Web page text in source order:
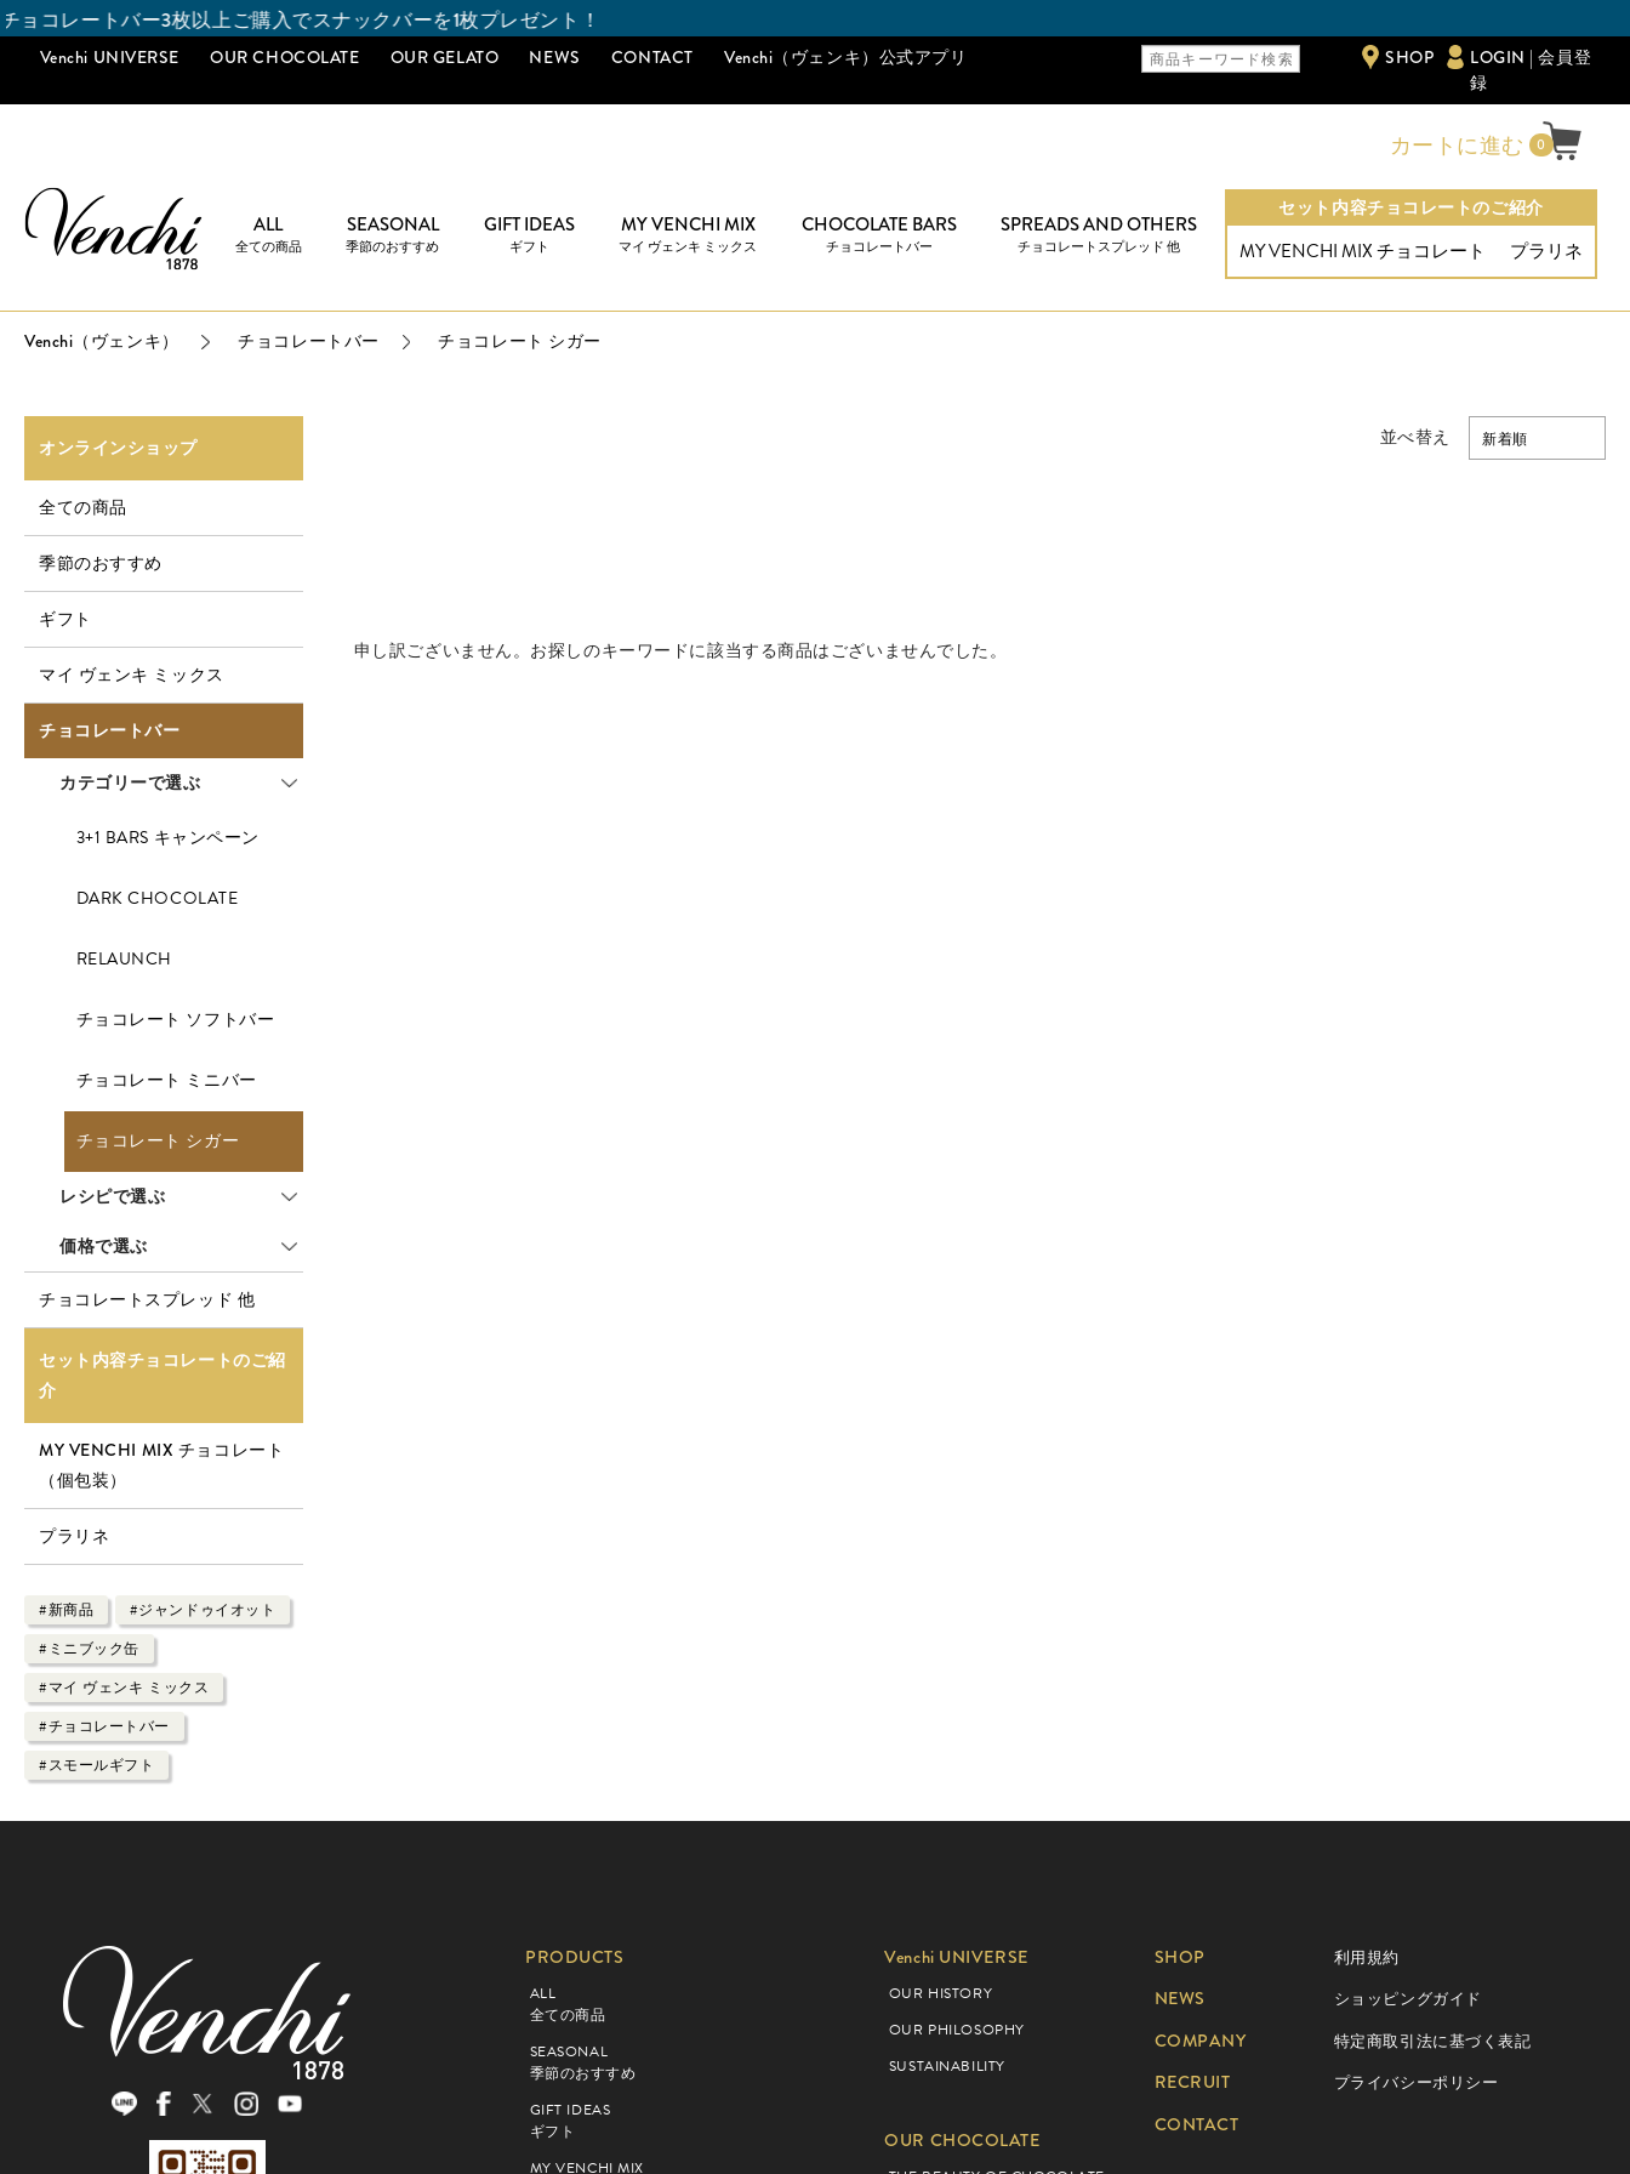
スナックバーを1枚プレゼント！
Venchi UNIVERSE OUR CHOCOLATE OUR GELATO NEWS CONTACT Venchi（ヴェンキ）公式アプリ SHOP
LOGIN | 会員登
録
カートに進む 0
ALL
全ての商品
SEASONAL
季節のおすすめ
GIFT IDEAS
ギフト
MY VENCHI MIX
マイ ヴェンキ ミックス
CHOCOLATE BARS
チョコレートバー
SPREADS AND OTHERS
チョコレートスプレッド 他
セット内容チョコレートのご紹介
MY VENCHI MIX チョコレート プラリネ
Venchi（ヴェンキ） チョコレートバー チョコレート シガー
並べ替え 新着順
申し訳ございません。お探しのキーワードに該当する商品はございませんでした。
オンラインショップ
全ての商品
季節のおすすめ
ギフト
マイ ヴェンキ ミックス
チョコレートバー
カテゴリーで選ぶ
3+1 BARS キャンペーン
DARK CHOCOLATE
RELAUNCH
チョコレート ソフトバー
チョコレート ミニバー
チョコレート シガー
レシピで選ぶ
価格で選ぶ
チョコレートスプレッド 他
セット内容チョコレートのご紹
介
MY VENCHI MIX チョコレート
（個包装）
プラリネ
#新商品
#ジャンドゥイオット
#ミニブック缶
#マイ ヴェンキ ミックス
#チョコレートバー
#スモールギフト
PRODUCTS
ALL
全ての商品
SEASONAL
季節のおすすめ
GIFT IDEAS
ギフト
MY VENCHI MIX
Venchi UNIVERSE
OUR HISTORY
OUR PHILOSOPHY
SUSTAINABILITY
OUR CHOCOLATE
SHOP
NEWS
COMPANY
RECRUIT
CONTACT
利用規約
ショッピングガイド
特定商取引法に基づく表記
プライバシーポリシー